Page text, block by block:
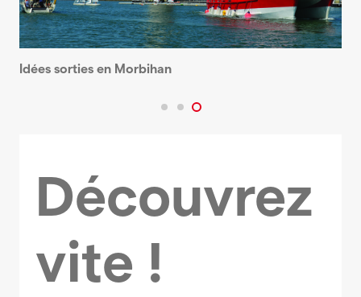
Idées sorties en Morbihan
Découvrez
vite !